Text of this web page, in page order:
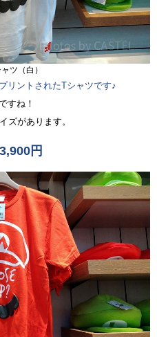
ツ（白）
リントされたTシャツです♪
すね！
ズがあります。
円